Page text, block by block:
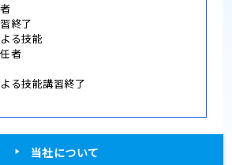
終了
る技能
者
る技能講習終了
当社について